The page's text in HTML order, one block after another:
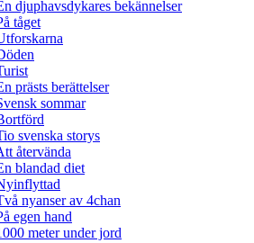
djuphavsdykares bekännelser
tåget
prästs berättelser
sommar
svenska storys
återvända
blandad diet
nyanser av 4chan
egen hand
meter under jord